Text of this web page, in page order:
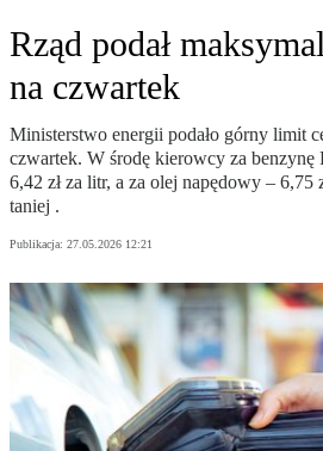
Rząd podał
na czwartek
Ministerstwo energii podało górny limit
czwartek. W środę kierowcy za benzynę
6,42 zł za litr, a za olej napędowy – 6,75
taniej .
Publikacja: 27.05.2026 12:21